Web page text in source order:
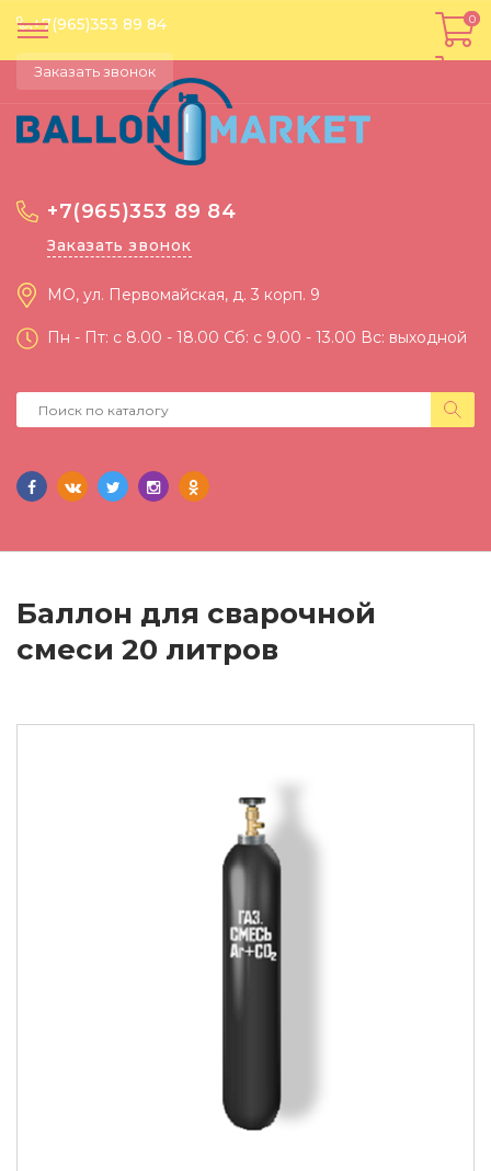
+7(965)353 89 84
Заказать звонок
МО, ул. Первомайская, д. 3 корп. 9
Пн - Пт: c 8.00 - 18.00 Сб: c 9.00 - 13.00 Вс: выходной
+7(965)353 89 84
Заказать звонок
0
0
Баллон для сварочной
смеси 20 литров